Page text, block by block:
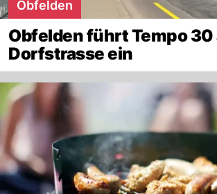
Obfelden
Obfelden führt Tempo 30
Dorfstrasse ein